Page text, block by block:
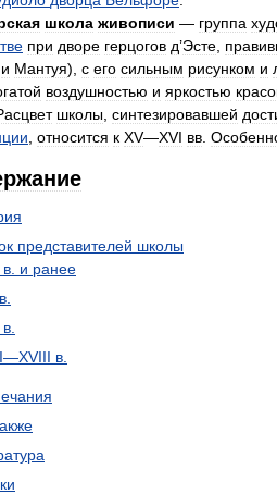
школа живописи — группа
при дворе герцогов д’Эсте
и Мантуя), с его сильным рисунком и
воздушностью и яркостью
школы синтезировавшей
относится к XV—XVI вв
представителей школы
в и ранее
в
в
—XVIII в